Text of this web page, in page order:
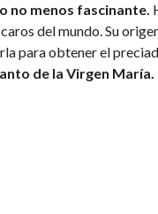
no menos fascinante.
del mundo. Su
para obtener el
de la Virgen